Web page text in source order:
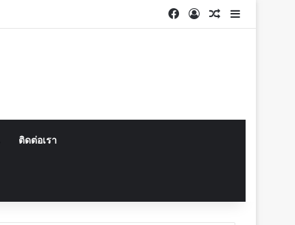
Facebook
Log InRandom
Sidebar
ติดต่อเรา